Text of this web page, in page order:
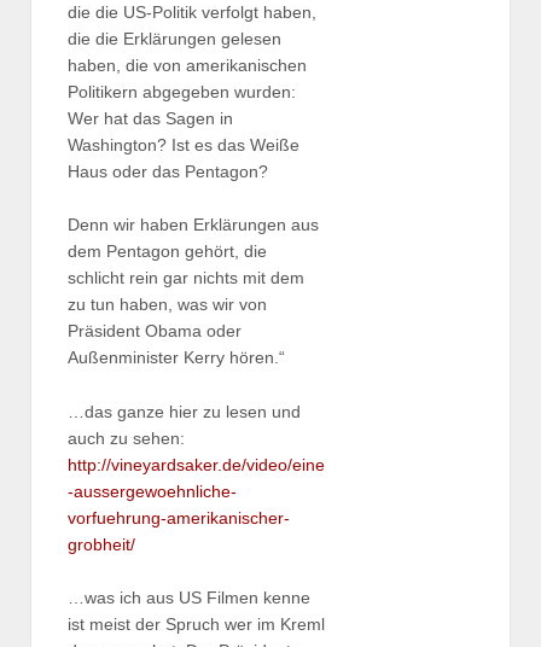
die die US-Politik verfolgt haben,
die die Erklärungen gelesen
haben, die von amerikanischen
Politikern abgegeben wurden:
Wer hat das Sagen in
Washington? Ist es das Weiße
Haus oder das Pentagon?
Denn wir haben Erklärungen aus
dem Pentagon gehört, die
schlicht rein gar nichts mit dem
zu tun haben, was wir von
Präsident Obama oder
Außenminister Kerry hören.“
…das ganze hier zu lesen und
auch zu sehen:
http://vineyardsaker.de/video/eine
-aussergewoehnliche-
vorfuehrung-amerikanischer-
grobheit/
…was ich aus US Filmen kenne
ist meist der Spruch wer im Kreml